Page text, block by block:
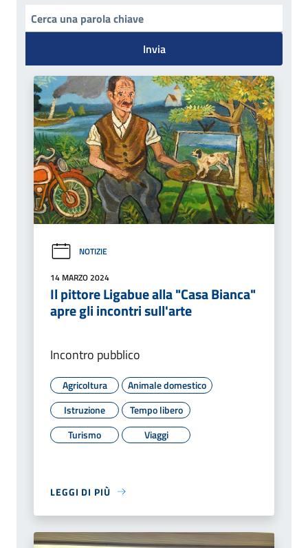
Invia
NOTIZIE
14 MARZO 2024
Il pittore Ligabue alla "Casa Bianca"
apre gli incontri sull'arte
Incontro pubblico
Agricoltura
Animale domestico
Istruzione
Tempo libero
Turismo
Viaggi
LEGGI DI PIÙ